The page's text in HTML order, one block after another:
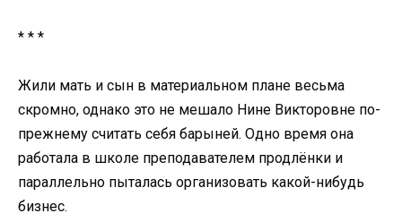
* * *
Жили мать и сын в материальном плане весьма
скромно, однако это не мешало Нине Викторовне по-
прежнему считать себя барыней. Одно время она
работала в школе преподавателем продлёнки и
параллельно пыталась организовать какой-нибудь
бизнес.